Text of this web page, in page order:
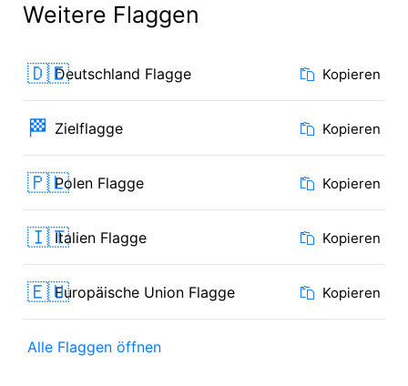
Weitere Flaggen
🇩🇪Deutschland Flagge Kopieren
🏁 Zielflagge Kopieren
🇵🇱Polen Flagge Kopieren
🇮🇹Italien Flagge Kopieren
🇪🇺Europäische Union Flagge Kopieren
Alle Flaggen öffnen